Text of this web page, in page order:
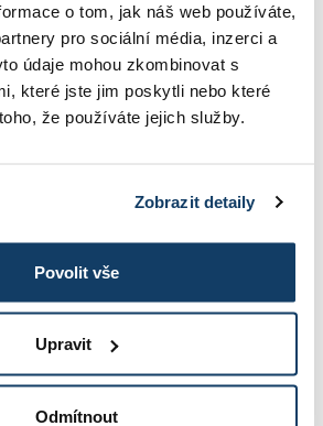
o tom, jak náš web používáte,
pro sociální média, inzerci a
údaje mohou zkombinovat s
které jste jim poskytli nebo které
že používáte jejich služby.
Zobrazit detaily
Povolit vše
Upravit
Odmítnout
PRIJATIA
O ŠTÚDIU